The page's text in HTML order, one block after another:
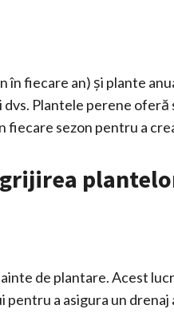
în fiecare an) și plante
Plantele perene
fiecare sezon pentru a
de plantare. Acest
a asigura un drenaj